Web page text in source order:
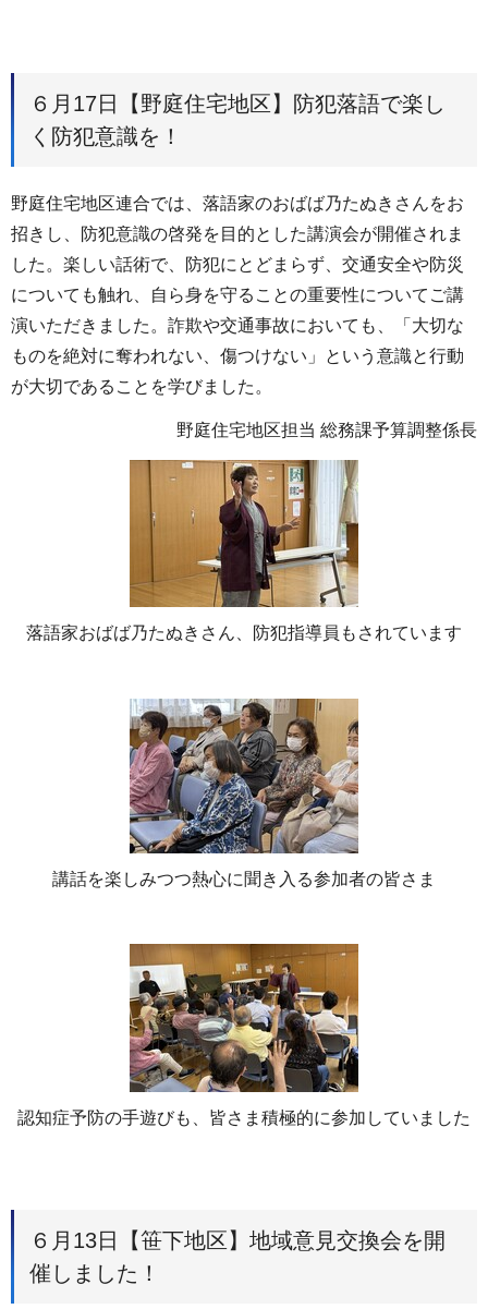
６月17日【野庭住宅地区】防犯落語で楽し
く防犯意識を！
野庭住宅地区連合では、落語家のおばば乃たぬきさんをお
招きし、防犯意識の啓発を目的とした講演会が開催されま
した。楽しい話術で、防犯にとどまらず、交通安全や防災
についても触れ、自ら身を守ることの重要性についてご講
演いただきました。詐欺や交通事故においても、「大切な
ものを絶対に奪われない、傷つけない」という意識と行動
が大切であることを学びました。
野庭住宅地区担当 総務課予算調整係長
落語家おばば乃たぬきさん、防犯指導員もされています
講話を楽しみつつ熱心に聞き入る参加者の皆さま
認知症予防の手遊びも、皆さま積極的に参加していました
６月13日【笹下地区】地域意見交換会を開
催しました！